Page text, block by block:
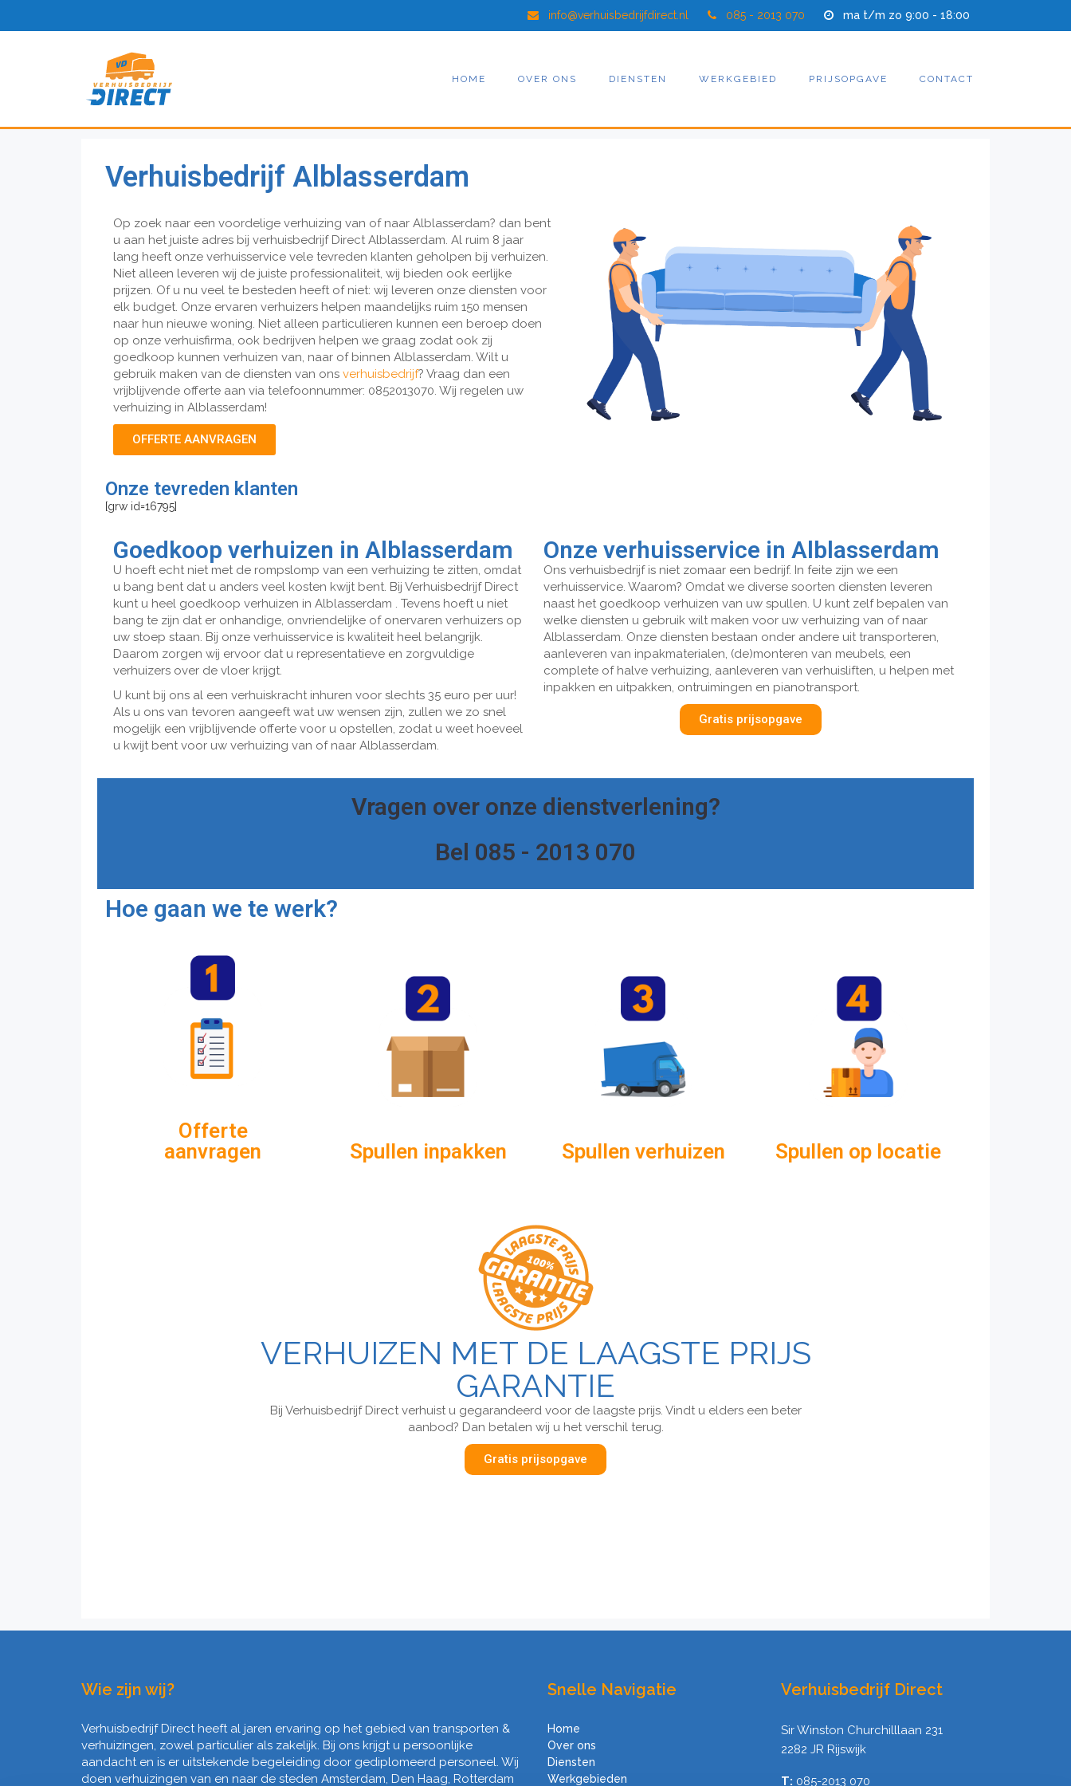
info@verhuisbedrijfdirect.nl 085 - 2013 070 ma t/m zo 9:00 - 18:00
HOME OVER ONS DIENSTEN WERKGEBIED PRIJSOPGAVE CONTACT
Verhuisbedrijf Alblasserdam
Op zoek naar een voordelige verhuizing van of naar Alblasserdam? dan bent
u aan het juiste adres bij verhuisbedrijf Direct Alblasserdam. Al ruim 8 jaar
lang heeft onze verhuisservice vele tevreden klanten geholpen bij verhuizen.
Niet alleen leveren wij de juiste professionaliteit, wij bieden ook eerlijke
prijzen. Of u nu veel te besteden heeft of niet: wij leveren onze diensten voor
elk budget. Onze ervaren verhuizers helpen maandelijks ruim 150 mensen
naar hun nieuwe woning. Niet alleen particulieren kunnen een beroep doen
op onze verhuisfirma, ook bedrijven helpen we graag zodat ook zij
goedkoop kunnen verhuizen van, naar of binnen Alblasserdam. Wilt u
gebruik maken van de diensten van ons verhuisbedrijf? Vraag dan een
vrijblijvende offerte aan via telefoonnummer: 0852013070. Wij regelen uw
verhuizing in Alblasserdam!
OFFERTE AANVRAGEN
Onze tevreden klanten
[grw id=16795]
Goedkoop verhuizen in Alblasserdam
U hoeft echt niet met de rompslomp van een verhuizing te zitten, omdat
u bang bent dat u anders veel kosten kwijt bent. Bij Verhuisbedrijf Direct
kunt u heel goedkoop verhuizen in Alblasserdam . Tevens hoeft u niet
bang te zijn dat er onhandige, onvriendelijke of onervaren verhuizers op
uw stoep staan. Bij onze verhuisservice is kwaliteit heel belangrijk.
Daarom zorgen wij ervoor dat u representatieve en zorgvuldige
verhuizers over de vloer krijgt.
U kunt bij ons al een verhuiskracht inhuren voor slechts 35 euro per uur!
Als u ons van tevoren aangeeft wat uw wensen zijn, zullen we zo snel
mogelijk een vrijblijvende offerte voor u opstellen, zodat u weet hoeveel
u kwijt bent voor uw verhuizing van of naar Alblasserdam.
Onze verhuisservice in Alblasserdam
Ons verhuisbedrijf is niet zomaar een bedrijf. In feite zijn we een
verhuisservice. Waarom? Omdat we diverse soorten diensten leveren
naast het goedkoop verhuizen van uw spullen. U kunt zelf bepalen van
welke diensten u gebruik wilt maken voor uw verhuizing van of naar
Alblasserdam. Onze diensten bestaan onder andere uit transporteren,
aanleveren van inpakmaterialen, (de)monteren van meubels, een
complete of halve verhuizing, aanleveren van verhuisliften, u helpen met
inpakken en uitpakken, ontruimingen en pianotransport.
Gratis prijsopgave
Vragen over onze dienstverlening?
Bel 085 - 2013 070
Hoe gaan we te werk?
Offerte
aanvragen
Spullen inpakken Spullen verhuizen Spullen op locatie
VERHUIZEN MET DE LAAGSTE PRIJS
GARANTIE
Bij Verhuisbedrijf Direct verhuist u gegarandeerd voor de laagste prijs. Vindt u elders een beter
aanbod? Dan betalen wij u het verschil terug.
Gratis prijsopgave
Wie zijn wij?
Verhuisbedrijf Direct heeft al jaren ervaring op het gebied van transporten &
verhuizingen, zowel particulier als zakelijk. Bij ons krijgt u persoonlijke
aandacht en is er uitstekende begeleiding door gediplomeerd personeel. Wij
doen verhuizingen van en naar de steden Amsterdam, Den Haag, Rotterdam
Snelle Navigatie
Home
Over ons
Diensten
Werkgebieden
Verhuisbedrijf Direct
Sir Winston Churchilllaan 231
2282 JR Rijswijk
T: 085-2013 070